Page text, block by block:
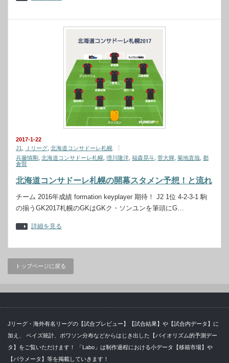
2017-1-22
J1
Ｊリーグ 北海道コンサドーレ札幌
兵藤慎剛
北海道コンサドーレ札幌 増川隆洋 福森晃斗 菅大輝 菊地直哉 都
倉賢
北海道コンサドーレ札幌の開幕スタメン予想！と流れ
チーム 2016年成績 formation keyplayer 期待！ J2 1位 4-2-3-1 駒
の揃うGK2017札幌のGKはGKク・ソンユンを筆頭にG…
詳細を見る
トップページに戻る
Jリーグ・海外有名リーグの【試合プレビュー】【試合結果】や【試合内データ】に
加え、 ベイズ統計、ポワソン分布などからはじき出した【バイオリズム的予測デー
タ】をご覧いただけます！ 「Labo」は制作過程における小データ【移籍市場】や
【パラメータ】等を掲載していきます！